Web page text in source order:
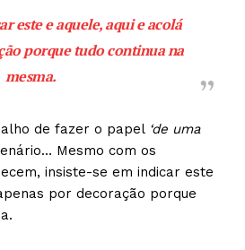
este e aquele, aqui e acolá
porque tudo continua na
mesma.
de fazer o papel ‘de uma
Mesmo com os
insiste-se em indicar este
por decoração porque